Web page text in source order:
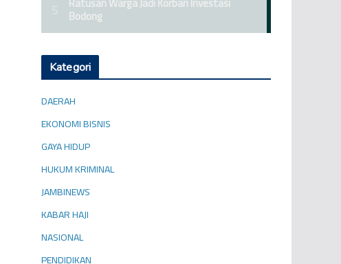
Kategori
DAERAH
EKONOMI BISNIS
GAYA HIDUP
HUKUM KRIMINAL
JAMBINEWS
KABAR HAJI
NASIONAL
PENDIDIKAN